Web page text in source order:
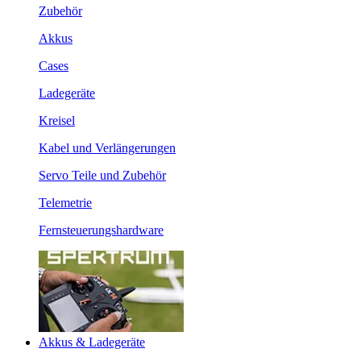
Zubehör
Akkus
Cases
Ladegeräte
Kreisel
Kabel und Verlängerungen
Servo Teile und Zubehör
Telemetrie
Fernsteuerungshardware
Akkus & Ladegeräte